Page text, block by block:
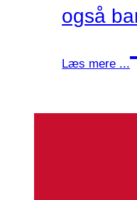
også
Læs mere ...